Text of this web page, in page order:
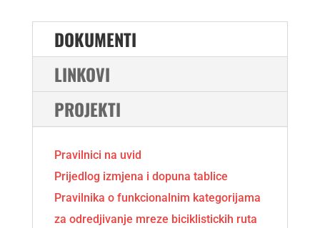
DOKUMENTI
LINKOVI
PROJEKTI
Pravilnici na uvid
Prijedlog izmjena i dopuna tablice
Pravilnika o funkcionalnim kategorijama
za odredjivanje mreze biciklistickih ruta